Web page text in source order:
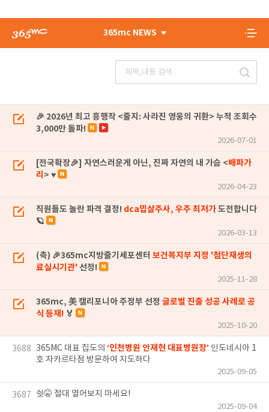
365mc NEWS
🎉 2026년 최고 흥행작 <줄지: 사라진 영웅의 귀환> 누적 조회수
3,000만 돌파!
2026-07-01
[전국확장🎉] 자연스러운게 아닌, 진짜 자연의 내 가슴 <배파가
리 > ♥
2026-04-23
직원들도 놀란 파격 결정! dca밉살주사, 우주 최저가도전합니다
🪐
2026-03-13
(축) 🎉365mc지방줄기세포센터 보건복지부 지정 '첨단재생의
료실시기관' 선정!
2025-11-28
365mc, 美 캘리포니아 주정부 선정 글로벌 진출 성공 사례로 공
식 등재! 🏅
2025-10-20
3688 365MC 대표 집도의 ‘인천병원 안재현 대표병원장’ 인도네시아 1
호 자카르타점 방문하여 지도하다
2025-09-05
3687 쉿🤫 절대 열어보지 마세요!
2025-09-04